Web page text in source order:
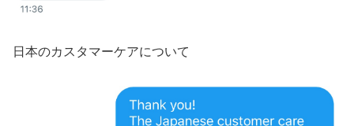
日本のカスタマーケアについて